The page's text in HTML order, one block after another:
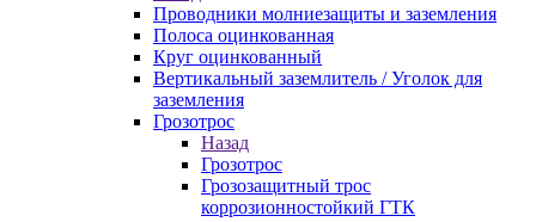
Проводники молниезащиты и заземления
Полоса оцинкованная
Круг оцинкованный
Вертикальный заземлитель / Уголок для
заземления
Грозотрос
Назад
Грозотрос
Грозозащитный трос
коррозионностойкий ГТК